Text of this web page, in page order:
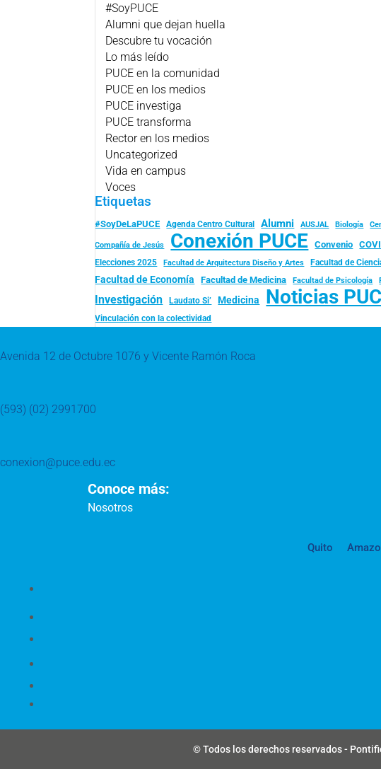
#SoyPUCE
Alumni que dejan huella
Descubre tu vocación
Lo más leído
PUCE en la comunidad
PUCE en los medios
PUCE investiga
PUCE transforma
Rector en los medios
Uncategorized
Vida en campus
Voces
Etiquetas
#SoyDeLaPUCE Agenda Centro Cultural Alumni AUSJAL Biología
Compañía de Jesús Conexión PUCE Convenio
Elecciones 2025
Facultad de Arquitectura Diseño y Artes Facultad de
Facultad de Economía Facultad de Medicina Facultad de Psicología
Investigación Laudato Si’ Medicina Noticias
Vinculación con la colectividad
Avenida 12 de Octubre 1076 y Vicente Ramón Roca
(593) (02) 2991700
conexion@puce.edu.ec
Conoce más:
Nosotros
Quito
© Todos los derechos reservados -